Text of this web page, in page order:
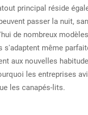
principal réside
passer la nuit,
de nombreux
s'adaptent même
aux nouvelles
les entreprises
les canapés-lits.